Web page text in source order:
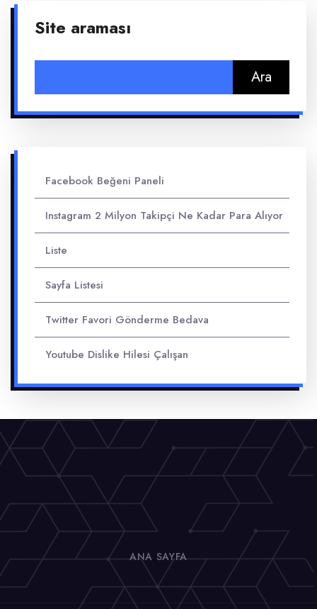
Site araması
Facebook Beğeni Paneli
Instagram 2 Milyon Takipçi Ne Kadar Para Alıyor
Liste
Sayfa Listesi
Twitter Favori Gönderme Bedava
Youtube Dislike Hilesi Çalışan
ANA SAYFA